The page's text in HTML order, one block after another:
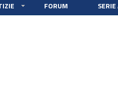
FORUM SERIE